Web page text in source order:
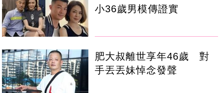
小36歲男模傳證實
肥大叔離世享年46歲 對
手丟丟妹悼念發聲